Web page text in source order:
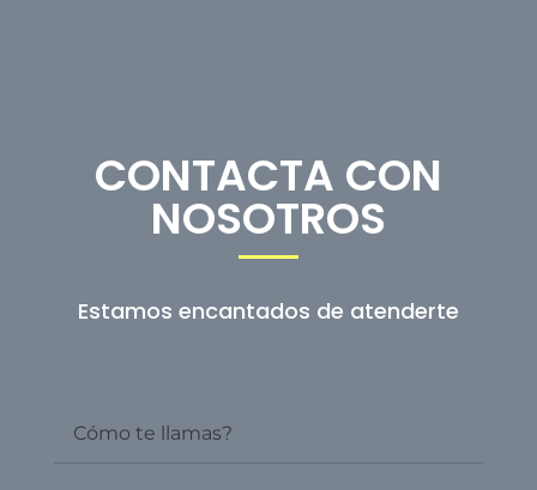
CONTACTA CON
NOSOTROS
Estamos encantados de atenderte